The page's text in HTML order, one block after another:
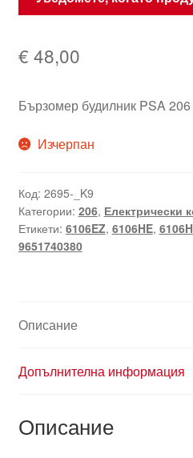
€ 48,00
Бързомер будилник PSA
Изчерпан
Код: 2695-_K9
Категории: 206, Електрически
Етикети: 6106EZ, 6106HE,
9651740380
Описание
Допълнителна информация
Описание